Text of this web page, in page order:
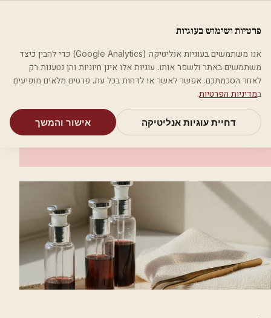
מאמריםקטגוריותחיפושאודות
בית קטגוריות אסתטיקה רפואית פתרונות אסתטיים בינלאומיים
אסתטיקה רפואית
פתרונות אסתטיים בינלאומיים
פרטיות ושימוש בעוגיות
אנו משתמשים בעוגיות אנליטיקה (Google Analytics) כדי להבין כיצד
משתמשים באתר ולשפר אותו. עוגיות אלו אינן חיוניות והן נטענות רק
לאחר הסכמתכם. אפשר לאשר או לדחות בכל עת. פרטים מלאים מופיעים
במדיניות הפרטיות.
דחיית עוגיות אנליטיקה אישור והמשך